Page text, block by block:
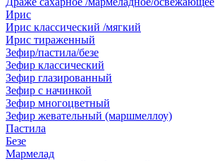
Ирис
Ирис классический /мягкий
Ирис тираженный
Зефир/пастила/безе
Зефир классический
Зефир глазированный
Зефир с начинкой
Зефир многоцветный
Зефир жевательный (маршмеллоу)
Пастила
Безе
Мармелад